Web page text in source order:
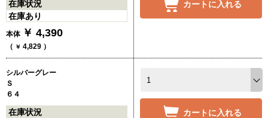
在庫状況
在庫あり
本体 ￥ 4,390
（ ￥ 4,829 ）
カートに入れる
シルバーグレー
Ｓ
６４
在庫状況
カートに入れる